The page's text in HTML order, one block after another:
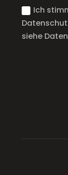
Ich
siehe